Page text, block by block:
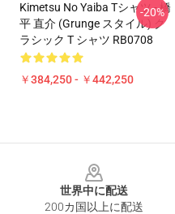
Kimetsu No Yaiba Tシャツ - 橋
平 直介 (Grunge スタイル) ク
ラシック T シャツ RB0708
￥384,250 - ￥442,250
-20%
世界中に配送
200カ国以上に配送